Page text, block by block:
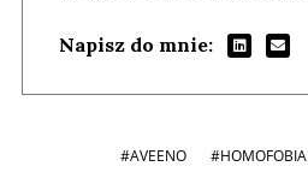
Napisz do mnie:
#AVEENO #HOMOFOBIA